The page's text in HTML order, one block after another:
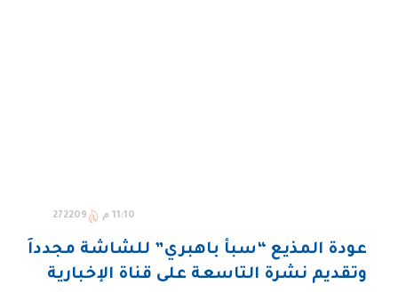
11:10 م 272209
عودة المذيع “سبأ باهبري” للشاشة مجدداً
وتقديم نشرة التاسعة على قناة الإخبارية